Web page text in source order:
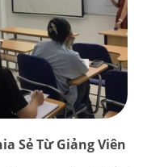
Sẻ Từ Giảng Viên